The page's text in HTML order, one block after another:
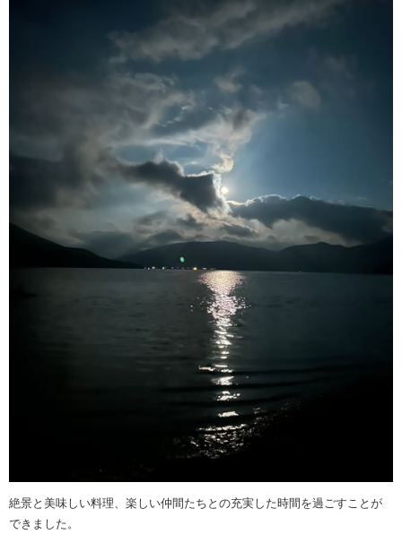
絶景と美味しい料理、楽しい仲間たちとの充実した時間を過ごすことが
できました。